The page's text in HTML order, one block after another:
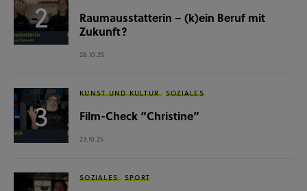
Raumausstatterin – (k)ein Beruf mit
Zukunft?
28.10.25
KUNST UND KULTUR SOZIALES
Film-Check “Christine”
23.10.25
SOZIALES SPORT